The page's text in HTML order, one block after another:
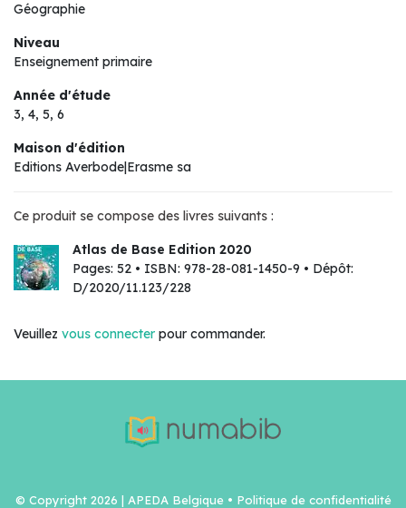
Géographie
Niveau
Enseignement primaire
Année d'étude
3, 4, 5, 6
Maison d'édition
Editions Averbode|Erasme sa
Ce produit se compose des livres suivants :
Atlas de Base Edition 2020
Pages: 52 • ISBN: 978-28-081-1450-9 • Dépôt:
D/2020/11.123/228
Veuillez vous connecter pour commander.
© Copyright 2026 | APEDA Belgique • Politique de confidentialité